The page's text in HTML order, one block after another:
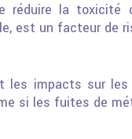
réduire la toxicité
est un facteur de
les impacts sur
si les fuites de